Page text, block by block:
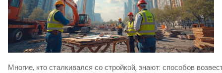
Многие, кто сталкивался со стройкой, знают: способов